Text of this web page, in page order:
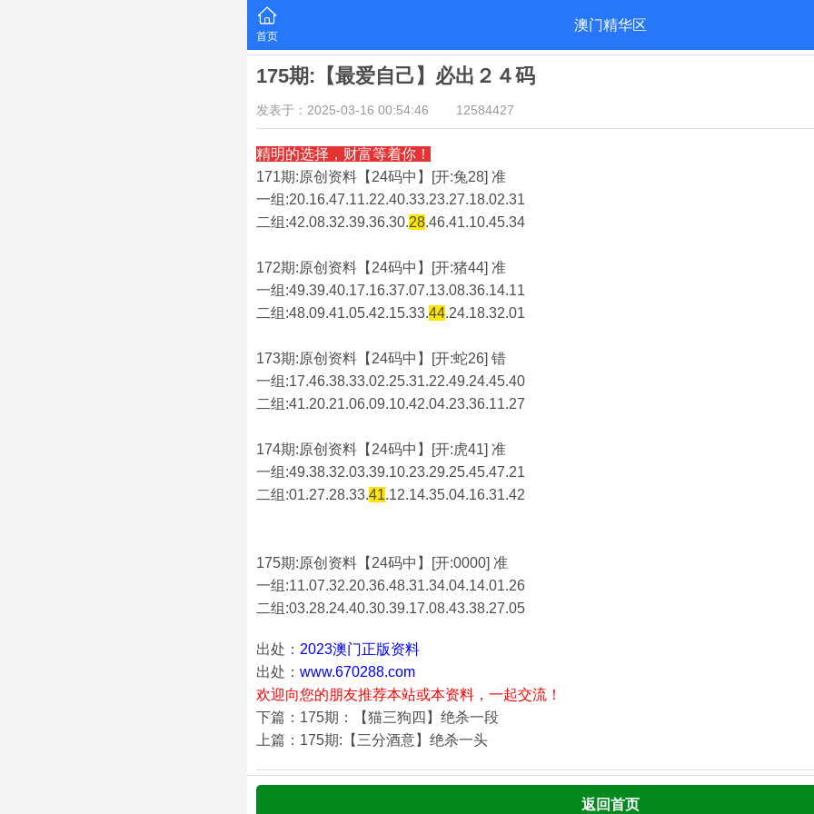
首页
澳门精华区
175期:【最爱自己】必出２４码
发表于：2025-03-16 00:54:46 12584427
精明的选择，财富等着你！
171期:原创资料【24码中】[开:兔28] 准
一组:20.16.47.11.22.40.33.23.27.18.02.31
二组:42.08.32.39.36.30.28.46.41.10.45.34
172期:原创资料【24码中】[开:猪44] 准
一组:49.39.40.17.16.37.07.13.08.36.14.11
二组:48.09.41.05.42.15.33.44.24.18.32.01
173期:原创资料【24码中】[开:蛇26] 错
一组:17.46.38.33.02.25.31.22.49.24.45.40
二组:41.20.21.06.09.10.42.04.23.36.11.27
174期:原创资料【24码中】[开:虎41] 准
一组:49.38.32.03.39.10.23.29.25.45.47.21
二组:01.27.28.33.41.12.14.35.04.16.31.42
175期:原创资料【24码中】[开:0000] 准
一组:11.07.32.20.36.48.31.34.04.14.01.26
二组:03.28.24.40.30.39.17.08.43.38.27.05
出处： 2023澳门正版资料
出处： www.670288.com
欢迎向您的朋友推荐本站或本资料，一起交流！
下篇：175期：【猫三狗四】绝杀一段
上篇：175期:【三分酒意】绝杀一头
返回首页